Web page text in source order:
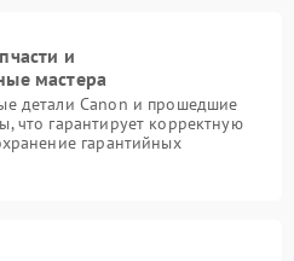
и
мастера
детали Canon и прошедшие
что гарантирует корректную
гарантийных